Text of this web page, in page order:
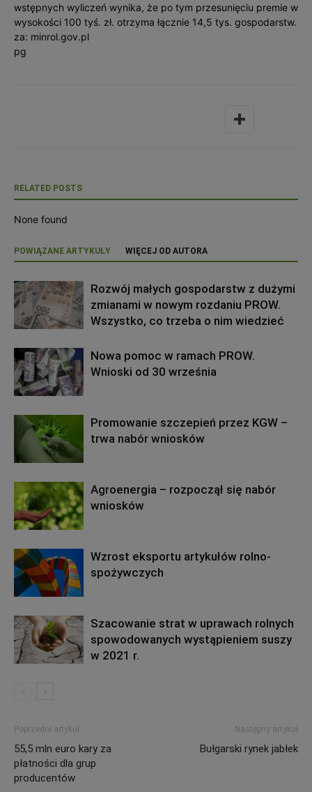
wstępnych wyliczeń wynika, że po tym przesunięciu premie w
wysokości 100 tyś. zł. otrzyma łącznie 14,5 tys. gospodarstw.
za: minrol.gov.pl
pg
RELATED POSTS
None found
POWIĄZANE ARTYKUŁY WIĘCEJ OD AUTORA
Rozwój małych gospodarstw z dużymi
zmianami w nowym rozdaniu PROW.
Wszystko, co trzeba o nim wiedzieć
Nowa pomoc w ramach PROW.
Wnioski od 30 września
Promowanie szczepień przez KGW –
trwa nabór wniosków
Agroenergia – rozpoczął się nabór
wniosków
Wzrost eksportu artykułów rolno-
spożywczych
Szacowanie strat w uprawach rolnych
spowodowanych wystąpieniem suszy
w 2021 r.
Poprzedni artykuł
55,5 mln euro kary za
płatności dla grup
producentów
Następny artykuł
Bułgarski rynek jabłek